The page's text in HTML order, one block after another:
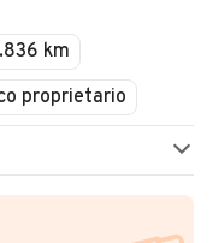
km
proprietario